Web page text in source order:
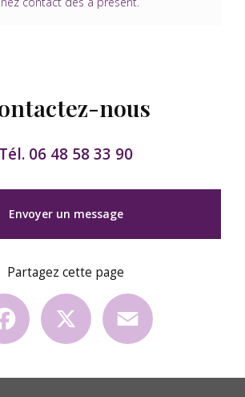
nous
Tél. 06 48 58 33 90
Envoyer un message
Partagez cette page
Facebook